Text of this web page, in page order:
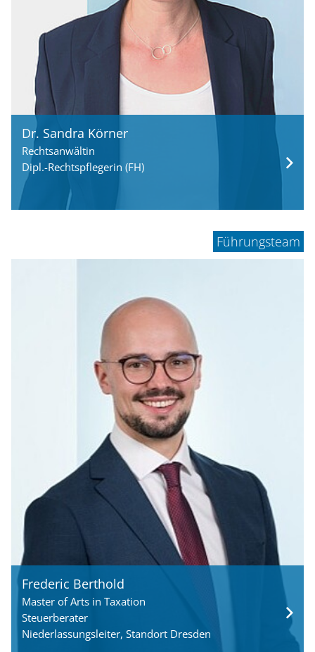
Dr. Sandra Körner
Rechtsanwältin
Dipl.-Rechtspflegerin (FH)
Führungsteam
Frederic Berthold
Master of Arts in Taxation
Steuerberater
Niederlassungsleiter, Standort Dresden